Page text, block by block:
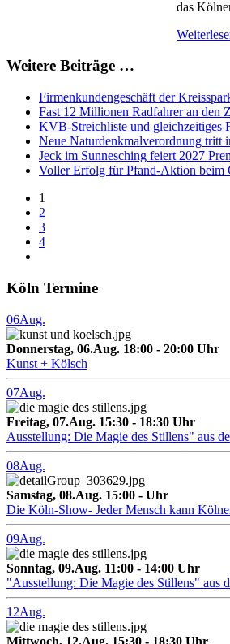
das
Weitere Beiträge …
Firmenkundengeschäft der
Fast 12 Millionen Radfahrer an den
KVB-Streichliste und gleichzeitiges
Neue Naturdenkmalverordnung tritt
Jeck im Sunnesching feiert 2027
Voller Erfolg für Pfand-Aktion beim
1
2
3
4
Köln Termine
06Aug.
Donnerstag, 06.Aug. 18:00 - 20:00 Uhr
Kunst + Kölsch
07Aug.
Freitag, 07.Aug. 15:30 - 18:30 Uhr
Ausstellung: Die Magie des Stillens" aus
08Aug.
Samstag, 08.Aug. 15:00 - Uhr
Die Köln-Show- Jeder Mensch kann
09Aug.
Sonntag, 09.Aug. 11:00 - 14:00 Uhr
"Ausstellung: Die Magie des Stillens" aus
12Aug.
Mittwoch, 12.Aug. 15:30 - 18:30 Uhr